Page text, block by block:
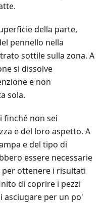
della parte,
pennello nella
sottile sulla zona. A
si dissolve
e non
sola.
finché non sei
e del loro aspetto. A
e del tipo di
essere necessarie
per ottenere i risultati
di coprire i pezzi
asciugare per un po'